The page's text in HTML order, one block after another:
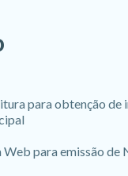
para obtenção de
Web para emissão de